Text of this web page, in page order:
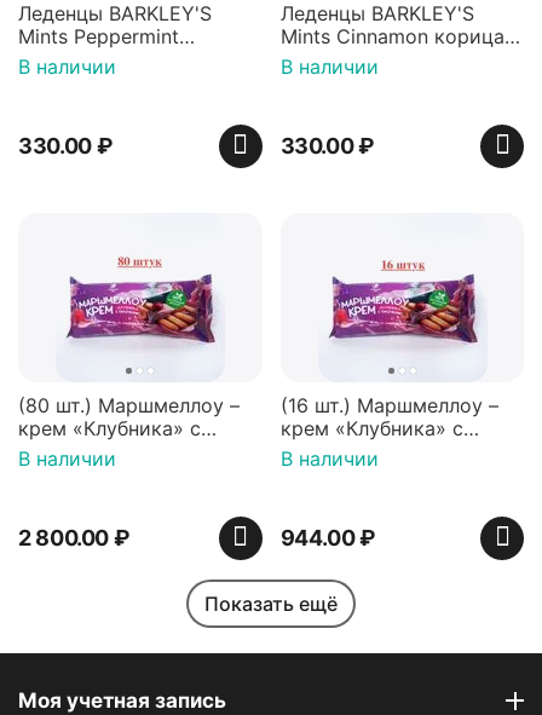
Леденцы BARKLEY'S
Mints Peppermint
перечная мята 50г,
Нидерланды
В наличии
330.00₽
Леденцы BARKLEY'S
Mints Cinnamon корица
50г, Нидерланды
В наличии
330.00₽
(80 шт.) Маршмеллоу –
крем «Клубника» с
палочками (ТМ
«Зефирный Лео»)
В наличии
2 800.00₽
(16 шт.) Маршмеллоу –
крем «Клубника» с
палочками (ТМ
«Зефирный Лео»)
В наличии
944.00₽
Показать ещё
Моя учетная запись